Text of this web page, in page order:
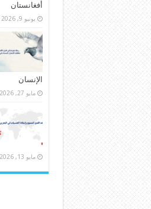
أفغانستان
يونيو 9, 2026
الإنسان
مايو 27, 2026
مايو 13, 2026